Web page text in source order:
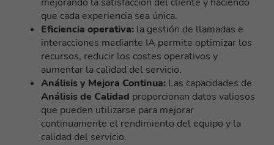
mejorando la satisfacción del cliente y haciendo
que cada experiencia sea única.
Eficiencia operativa: la gestión de llamadas e
interacciones mediante IA permite optimizar los
recursos, reducir los costes operativos y
aumentar la calidad del servicio.
Análisis y Mejora Continua: Las capacidades de
Análisis de Calidad proporcionan datos valiosos
que pueden utilizarse para mejorar
continuamente el rendimiento del equipo y la
calidad del servicio.